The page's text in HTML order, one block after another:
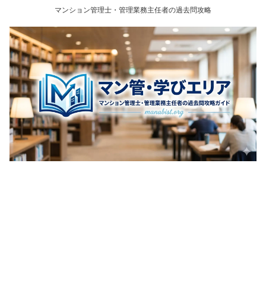
マンション管理士・管理業務主任者の過去問攻略